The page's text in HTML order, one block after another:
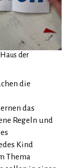
der
die
das
Regeln und
Kind
Thema